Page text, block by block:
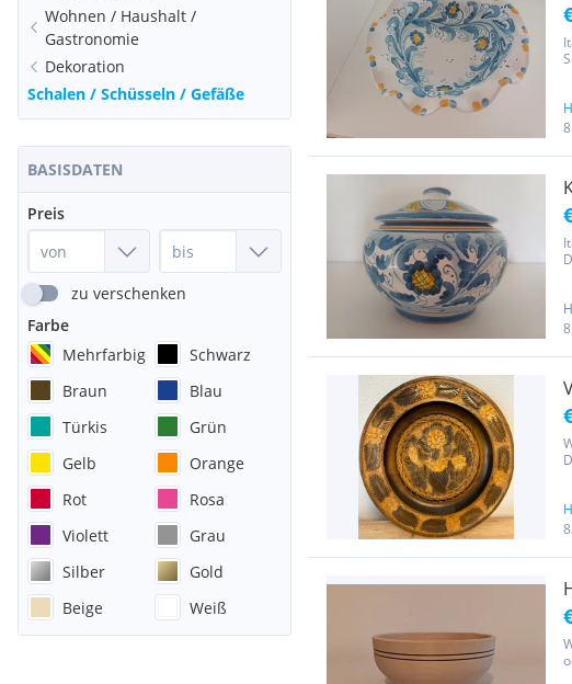
Wohnen / Haushalt /
Gastronomie
Dekoration
Schalen / Schüsseln / Gefäße
BASISDATEN
Preis
zu verschenken
Farbe
Mehrfarbig
Schwarz
Braun
Blau
Türkis
Grün
Gelb
Orange
Rot
Rosa
Violett
Grau
Silber
Gold
Beige
Weiß